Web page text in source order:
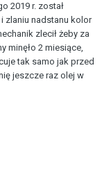
2019 r. został
i zlaniu nadstanu kolor
zlecił żeby za
minęło 2 miesiące,
tak samo jak przed
jeszcze raz olej w